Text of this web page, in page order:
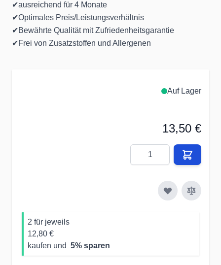
✔ausreichend für 4 Monate
✔Optimales Preis/Leistungsverhältnis
✔Bewährte Qualität mit Zufriedenheitsgarantie
✔Frei von Zusatzstoffen und Allergenen
Auf Lager
13,50 €
Menge
2 für jeweils
12,80 €
kaufen und 5% sparen